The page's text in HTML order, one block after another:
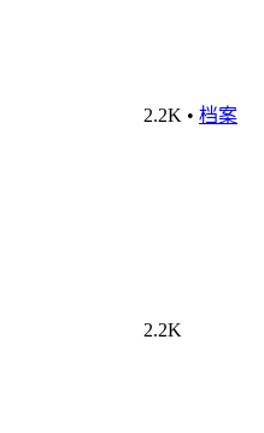
2.2K • 档案
2.2K